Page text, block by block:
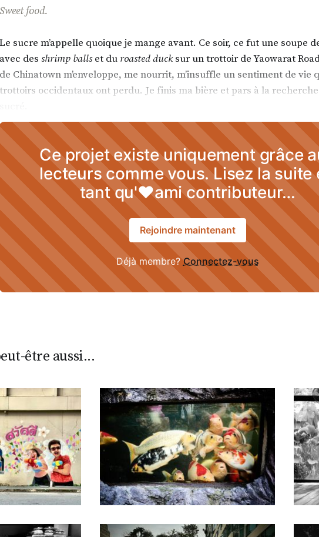
Sweet food.
Le sucre m’appelle quoique je mange avant. Ce soir, ce fut une soupe
avec des shrimp ballset du roasted ducksur un trottoir de Yaowarat
de Chinatown m’enveloppe, me nourrit, m’insuffle un sentiment de vie
trottoirs occidentaux ont perdu. Je finis ma bière et pars à la recherche
Ce projet existe uniquement grâce
lecteurs comme vous. Lisez la suite
tant qu'♥ami contributeur…
Rejoindre maintenant
Déjà membre?Connectez-vous
être aussi...